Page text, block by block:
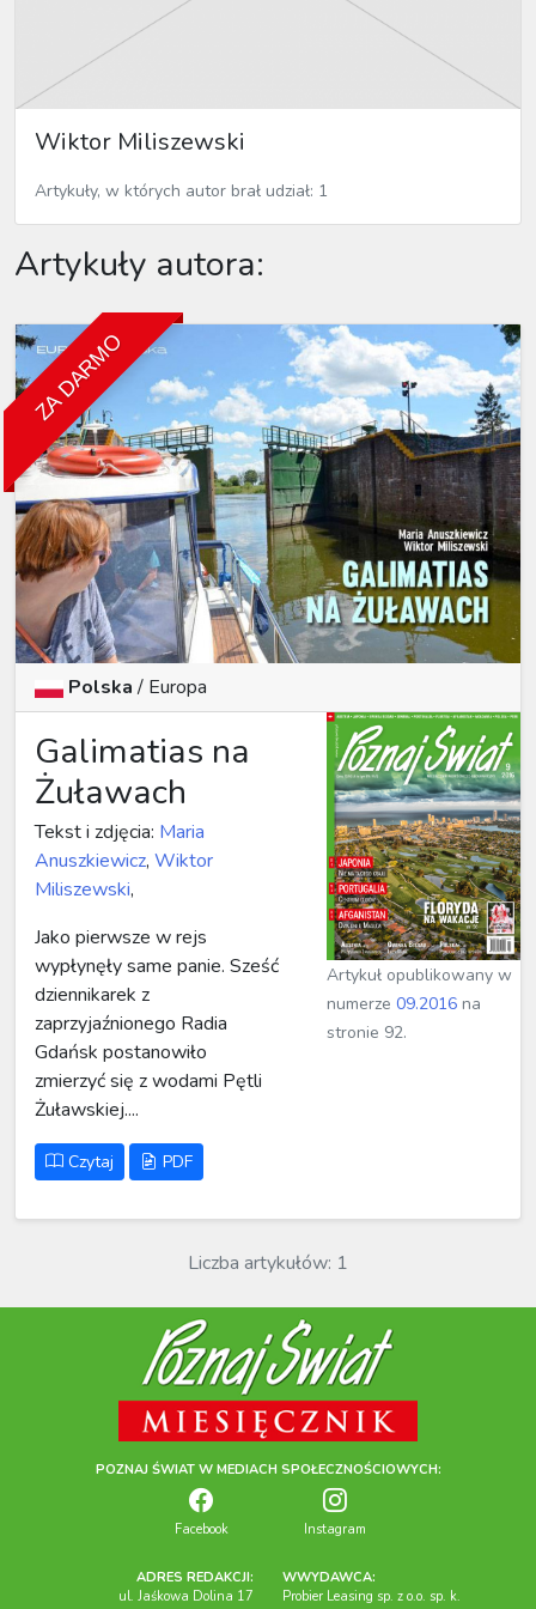
Wiktor Miliszewski
Artykuły, w których autor brał udział: 1
Artykuły autora:
ZA DARMO
Polska/ Europa
Galimatias na
Żuławach
Tekst i zdjęcia: Maria
Anuszkiewicz, Wiktor
Miliszewski,
Jako pierwsze w rejs
wypłynęły same panie. Sześć
dziennikarek z
zaprzyjaźnionego Radia
Gdańsk postanowiło
zmierzyć się z wodami Pętli
Żuławskiej....
Czytaj PDF
Artykuł opublikowany w
numerze09.2016 na
stronie 92.
Liczba artykułów: 1
POZNAJ ŚWIAT W MEDIACH SPOŁECZNOŚCIOWYCH:
Facebook Instagram
ADRES REDAKCJI:
ul. Jaśkowa Dolina 17
WWYDAWCA:
Probier Leasing sp. z o.o. sp. k.